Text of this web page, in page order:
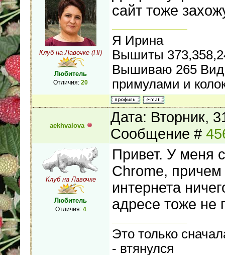
Клуб на Лавочке (П!)
Любитель
Отличия: 20
сайт тоже
Я Ирина
Вышиты
Вышиваю 265 Вид
примулами и
aekhvalova
Дата: Вторник,
Сообщение #
Клуб на Лавочке
Любитель
Отличия: 4
Привет. У меня
Chrome, причем
интернета
адресе тоже не
Это только
- втянулся